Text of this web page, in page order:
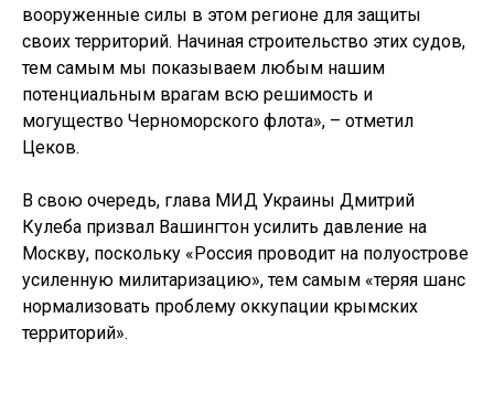
вооруженные силы в этом регионе для защиты
своих территорий. Начиная строительство этих судов,
тем самым мы показываем любым нашим
потенциальным врагам всю решимость и
могущество Черноморского флота», – отметил
Цеков.
В свою очередь, глава МИД Украины Дмитрий
Кулеба призвал Вашингтон усилить давление на
Москву, поскольку «Россия проводит на полуострове
усиленную милитаризацию», тем самым «теряя шанс
нормализовать проблему оккупации крымских
территорий».